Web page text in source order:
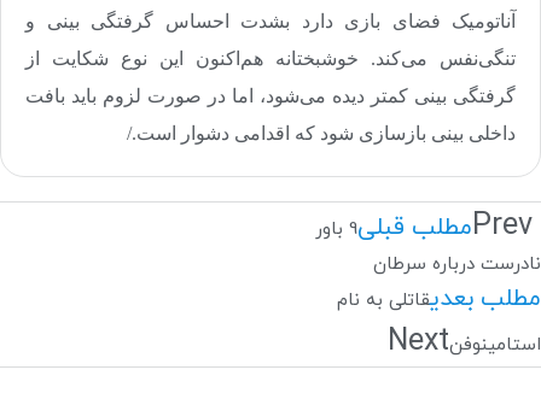
آناتومیک فضای بازی دارد بشدت احساس گرفتگی بینی و
تنگی‌نفس می‌کند. خوشبختانه هم‌اکنون این نوع شکایت از
گرفتگی بینی کمتر دیده می‌شود، اما در صورت لزوم باید بافت
داخلی بینی بازسازی شود که اقدامی دشوار است/.
Prevمطلب قبلی
9 باور
نادرست درباره سرطان
مطلب بعدیقاتلی به نام
استامینوفنNext